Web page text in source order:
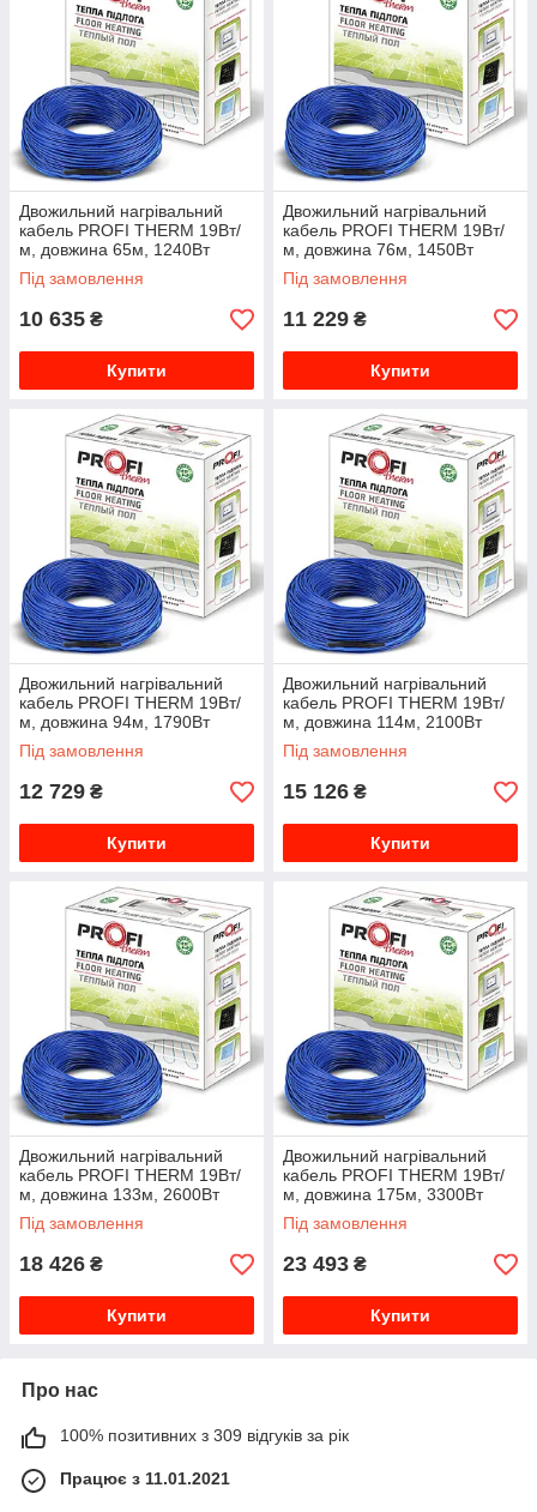
Двожильний нагрівальний
кабель PROFI THERM 19Вт/
м, довжина 65м, 1240Вт
000013361
Під замовлення
10 635 ₴
Купити
Двожильний нагрівальний
кабель PROFI THERM 19Вт/
м, довжина 76м, 1450Вт
000013362
Під замовлення
11 229 ₴
Купити
Двожильний нагрівальний
кабель PROFI THERM 19Вт/
м, довжина 94м, 1790Вт
000013363
Під замовлення
12 729 ₴
Купити
Двожильний нагрівальний
кабель PROFI THERM 19Вт/
м, довжина 114м, 2100Вт
000015401
Під замовлення
15 126 ₴
Купити
Двожильний нагрівальний
кабель PROFI THERM 19Вт/
м, довжина 133м, 2600Вт
000015402
Під замовлення
18 426 ₴
Купити
Двожильний нагрівальний
кабель PROFI THERM 19Вт/
м, довжина 175м, 3300Вт
000015403
Під замовлення
23 493 ₴
Купити
Про нас
100% позитивних з 309 відгуків за рік
Працює з 11.01.2021